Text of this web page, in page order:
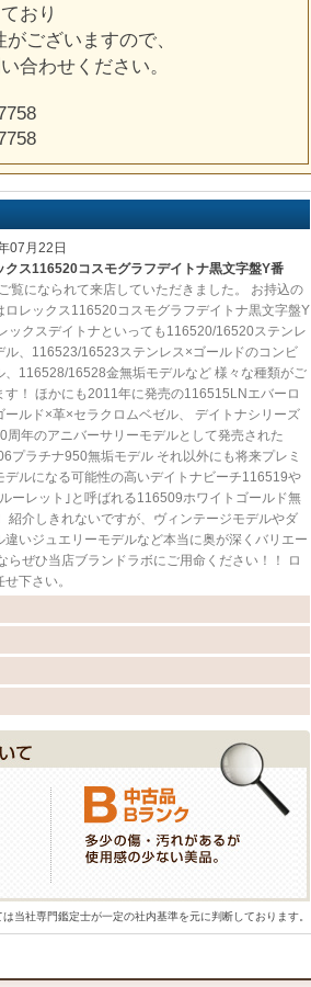
おり
ございますので、
合わせください。
07月22日
クス116520コスモグラフデイトナ黒文字盤Y番
覧になられて来店していただきました。 お持込の
ロレックス116520コスモグラフデイトナ黒文字盤Y
ックスデイトナといっても116520/16520ステンレ
ル、116523/16523ステンレス×ゴールドのコンビ
、116528/16528金無垢モデルなど 様々な種類がご
す！ ほかにも2011年に発売の116515LNエバーロ
ールド×革×セラクロムベゼル、 デイトナシリーズ
周年のアニバーサリーモデルとして発売された
プラチナ950無垢モデル それ以外にも将来プレミ
デルになる可能性の高いデイトナビーチ116519や
ーレット｣と呼ばれる116509ホワイトゴールド無
紹介しきれないですが、ヴィンテージモデルやダ
違いジュエリーモデルなど本当に奥が深くバリエー
ぜひ当店ブランドラボにご用命ください！！ ロ
下さい。
当社専門鑑定士が一定の社内基準を元に判断しております。